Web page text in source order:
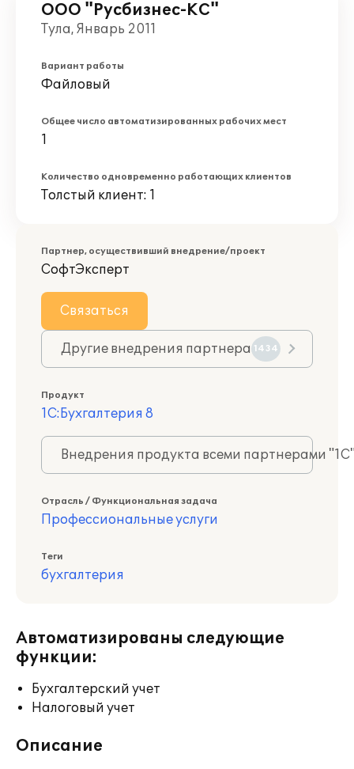
ООО "Русбизнес-КС"
Тула, Январь 2011
Вариант работы
Файловый
Общее число автоматизированных рабочих мест
1
Количество одновременно работающих клиентов
Толстый клиент: 1
Партнер, осуществивший внедрение/проект
СофтЭксперт
Связаться
Другие внедрения партнера 1434
Продукт
1С:Бухгалтерия 8
Внедрения продукта всеми партнерами
Отрасль / Функциональная задача
Профессиональные услуги
Теги
бухгалтерия
Автоматизированы следующие
функции:
Бухгалтерский учет
Налоговый учет
Описание